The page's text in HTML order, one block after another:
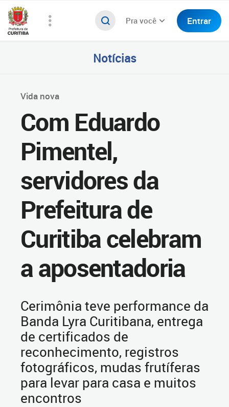
Pra você Entrar
Notícias
Vida nova
Com Eduardo
Pimentel,
servidores da
Prefeitura de
Curitiba celebram
a aposentadoria
Cerimônia teve performance da
Banda Lyra Curitibana, entrega
de certificados de
reconhecimento, registros
fotográficos, mudas frutíferas
para levar para casa e muitos
encontros